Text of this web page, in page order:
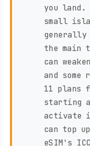
you land.
small
generally
the main
can
and some
11 plans
starting
activate
can top
eSIM's